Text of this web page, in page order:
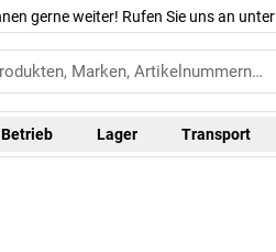
gerne weiter! Rufen Sie uns an unter
Betrieb Lager Transport